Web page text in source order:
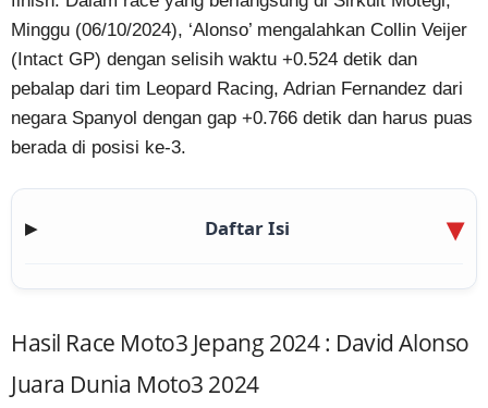
Minggu (06/10/2024), ‘Alonso’ mengalahkan Collin Veijer
(Intact GP) dengan selisih waktu +0.524 detik dan
pebalap dari tim Leopard Racing, Adrian Fernandez dari
negara Spanyol dengan gap +0.766 detik dan harus puas
berada di posisi ke-3.
▶ Daftar Isi
Hasil Race Moto3 Jepang 2024 : David Alonso
Juara Dunia Moto3 2024